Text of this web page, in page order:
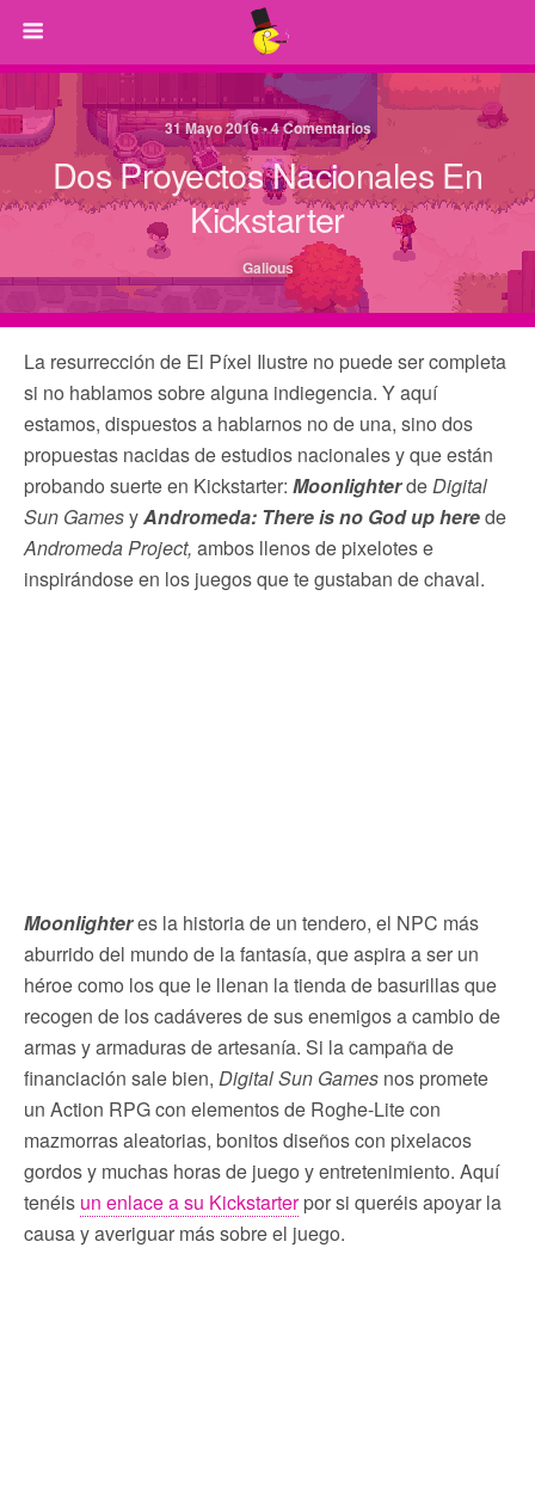
31 Mayo 2016 • 4 Comentarios
Dos Proyectos Nacionales En
Kickstarter
Galious
La resurrección de El Píxel Ilustre no puede ser completa
si no hablamos sobre alguna indiegencia. Y aquí
estamos, dispuestos a hablarnos no de una, sino dos
propuestas nacidas de estudios nacionales y que están
probando suerte en Kickstarter: MoonlighterdeDigital
Sun GamesyAndromeda: There is no God up herede
Andromeda Project, ambos llenos de pixelotes e
inspirándose en los juegos que te gustaban de chaval.
Moonlighteres la historia de un tendero, el NPC más
aburrido del mundo de la fantasía, que aspira a ser un
héroe como los que le llenan la tienda de basurillas que
recogen de los cadáveres de sus enemigos a cambio de
armas y armaduras de artesanía. Si la campaña de
financiación sale bien, Digital Sun Games nos promete
un Action RPG con elementos de Roghe-Lite con
mazmorras aleatorias, bonitos diseños con pixelacos
gordos y muchas horas de juego y entretenimiento. Aquí
tenéis un enlace a su Kickstarterpor si queréis apoyar la
causa y averiguar más sobre el juego.